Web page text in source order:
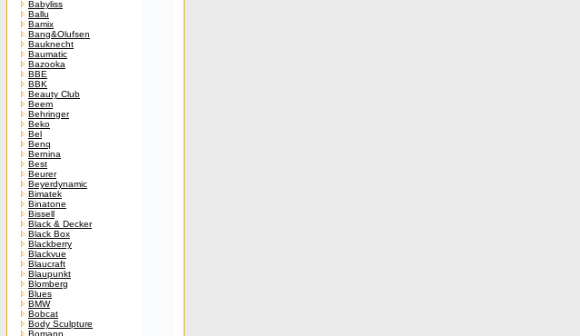
Babyliss
Ballu
Bamix
Bang&Olufsen
Bauknecht
Baumatic
Bazooka
BBE
BBK
Beauty Club
Beem
Behringer
Beko
Bel
Benq
Bernina
Best
Beurer
Beyerdynamic
Bimatek
Binatone
Bissell
Black & Decker
Black Box
Blackberry
Blackvue
Blaucraft
Blaupunkt
Blomberg
Blues
BMW
Bobcat
Body Sculpture
Bomann